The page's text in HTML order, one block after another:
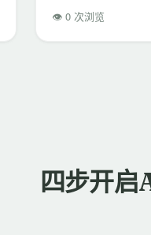
👁 0 次浏览
四步开启